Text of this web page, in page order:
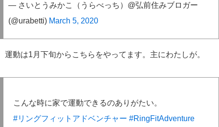
— さいとうみかこ（うらべっち）@弘前住みブロガー
(@urabetti) March 5, 2020
運動は1月下旬からこちらをやってます。主にわたしが。
こんな時に家で運動できるのありがたい。
#リングフィットアドベンチャー #RingFitAdventure